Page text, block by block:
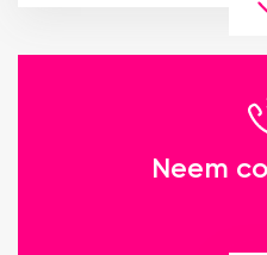
Neem